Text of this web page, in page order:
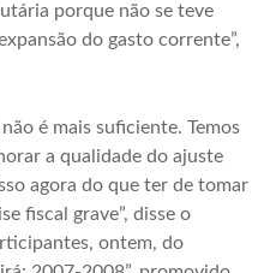
porque não se teve
do gasto corrente”,
é mais suficiente. Temos
a qualidade do ajuste
agora do que ter de tomar
fiscal grave”, disse o
ontem, do